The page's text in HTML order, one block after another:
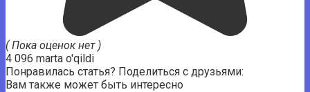
( Пока оценок нет )
4 096 marta o'qildi
Понравилась статья? Поделиться с друзьями:
Вам также может быть интересно